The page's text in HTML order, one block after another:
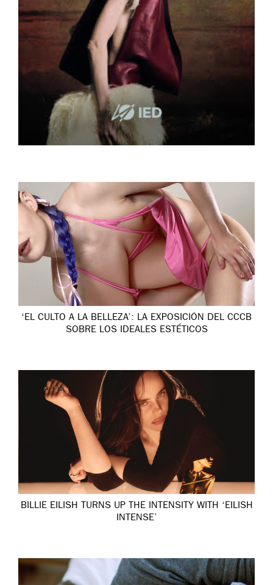
‘EL CULTO A LA BELLEZA’: LA EXPOSICIÓN DEL CCCB
SOBRE LOS IDEALES ESTÉTICOS
BILLIE EILISH TURNS UP THE INTENSITY WITH ‘EILISH
INTENSE’